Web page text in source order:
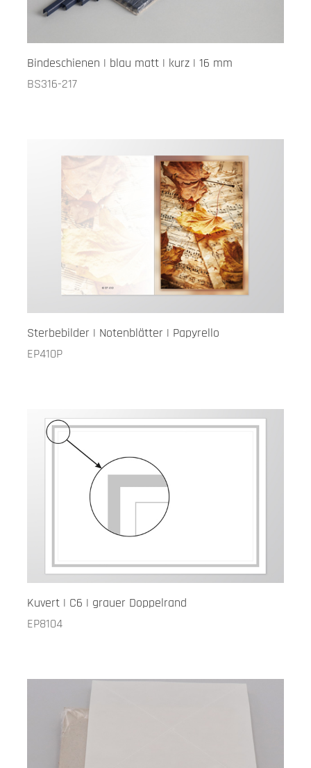
Bindeschienen | blau matt | kurz | 16 mm
BS316-217
Sterbebilder | Notenblätter | Papyrello
EP410P
Kuvert | C6 | grauer Doppelrand
EP8104